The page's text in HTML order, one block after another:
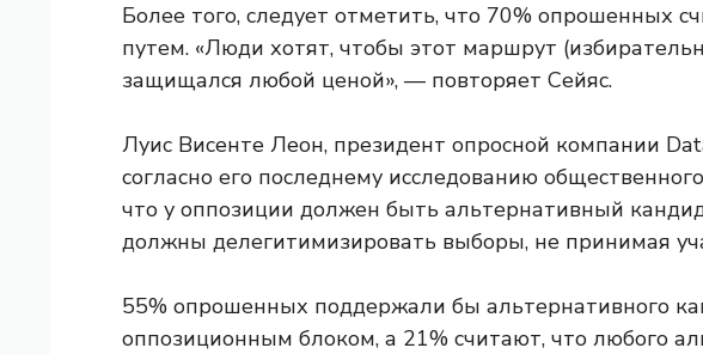
Более того, следует отметить, что 70% опрошенных
путем. «Люди хотят, чтобы этот маршрут
защищался любой ценой», — повторяет Сейяс.
Луис Висенте Леон, президент опросной компании
согласно его последнему исследованию
что у оппозиции должен быть альтернативный
должны делегитимизировать выборы, не принимая
55% опрошенных поддержали бы альтернативного
оппозиционным блоком, а 21% считают, что любого